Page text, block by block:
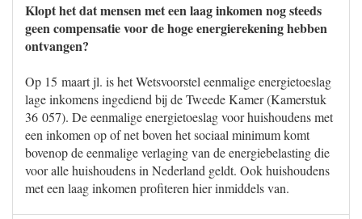
Klopt het dat mensen met een laag inkomen nog steeds
geen compensatie voor de hoge energierekening hebben
ontvangen?
Op 15 maart jl. is het Wetsvoorstel eenmalige energietoeslag
lage inkomens ingediend bij de Tweede Kamer (Kamerstuk
36 057). De eenmalige energietoeslag voor huishoudens met
een inkomen op of net boven het sociaal minimum komt
bovenop de eenmalige verlaging van de energiebelasting die
voor alle huishoudens in Nederland geldt. Ook huishoudens
met een laag inkomen profiteren hier inmiddels van.